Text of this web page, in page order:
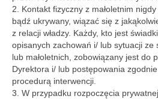
2. Kontakt fizyczny z małoletnim
bądź ukrywany, wiązać się z
z relacji władzy. Każdy, kto jest
opisanych zachowań i/ lub sytuacji ze
lub małoletnich, zobowiązany jest do
Dyrektora i/ lub postępowania
procedurą interwencji.
3. W przypadku rozpoczęcia